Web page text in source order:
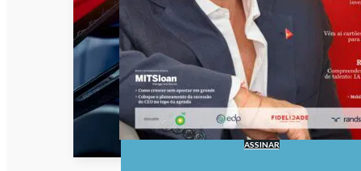
ASSINAR